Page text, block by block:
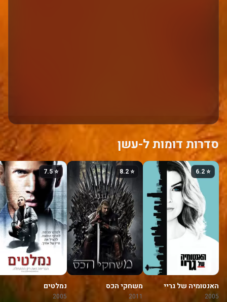
סדרות דומות ל-עשן
⭐ 6.2
האנטומיה של גריי
2005
⭐ 8.2
משחקי הכס
2011
⭐ 7.5
נמלטים
2005